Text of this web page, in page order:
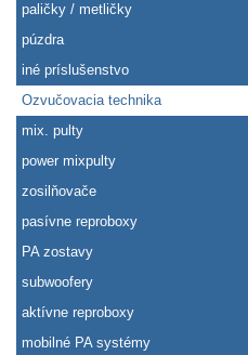
paličky / metličky
púzdra
iné príslušenstvo
Ozvučovacia technika
mix. pulty
power mixpulty
zosilňovače
pasívne reproboxy
PA zostavy
subwoofery
aktívne reproboxy
mobilné PA systémy